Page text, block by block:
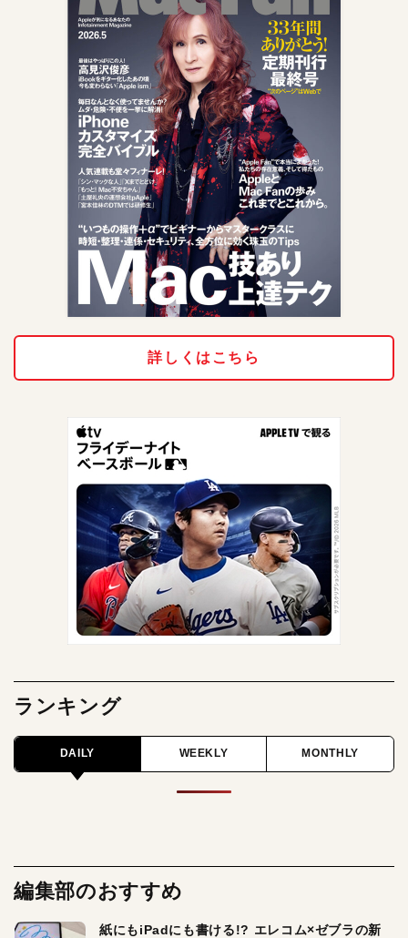
詳しくはこちら
ランキング
DAILY WEEKLY MONTHLY
編集部のおすすめ
紙にもiPadにも書ける!? エレコム×ゼブラの新